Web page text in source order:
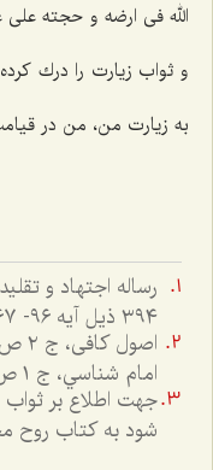
الله فی ارضه و حجته
و ثواب زیارت را درك
به زیارت من، من در
٣٩٤ ذيل آيه ٩٦- ٦٧ آل عمران، بحث روائي.
امام شناسي، ج ١ ص ١٤١.
جهت اطلاع بر ثواب
شود به کتاب روح مجرد ص